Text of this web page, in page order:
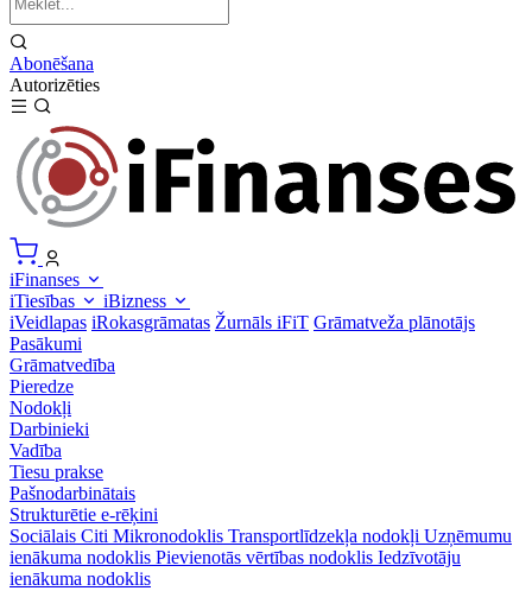
Abonēšana
Autorizēties
iFinanses
iTiesības
iBizness
iVeidlapas iRokasgrāmatas Žurnāls iFiT Grāmatveža plānotājs
Pasākumi
Grāmatvedība
Pieredze
Nodokļi
Darbinieki
Vadība
Tiesu prakse
Pašnodarbinātais
Strukturētie e-rēķini
Sociālais Citi Mikronodoklis Transportlīdzekļa nodokļi Uzņēmumu
ienākuma nodoklis Pievienotās vērtības nodoklis Iedzīvotāju
ienākuma nodoklis